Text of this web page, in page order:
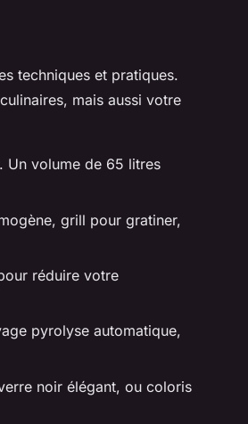
techniques et pratiques.
mais aussi votre
Un volume de 65 litres
grill pour gratiner,
réduire votre
pyrolyse automatique,
noir élégant, ou coloris